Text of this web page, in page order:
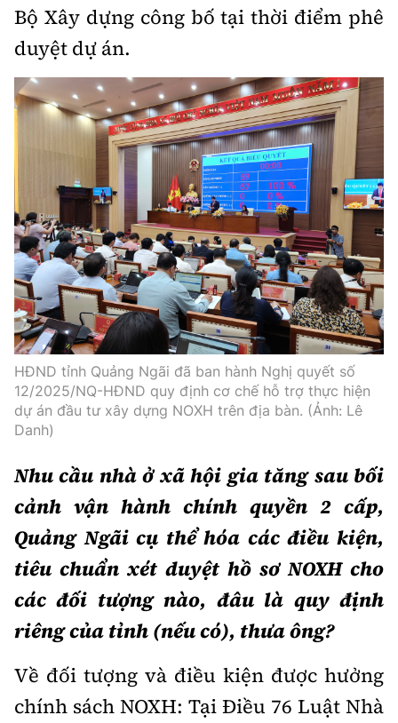
Bộ Xây dựng công bố tại thời điểm phê
duyệt dự án.
HĐND tỉnh Quảng Ngãi đã ban hành Nghị quyết số
12/2025/NQ-HĐND quy định cơ chế hỗ trợ thực hiện
dự án đầu tư xây dựng NOXH trên địa bàn. (Ảnh: Lê
Danh)
Nhu cầu nhà ở xã hội gia tăng sau bối
cảnh vận hành chính quyền 2 cấp,
Quảng Ngãi cụ thể hóa các điều kiện,
tiêu chuẩn xét duyệt hồ sơ NOXH cho
các đối tượng nào, đâu là quy định
riêng của tỉnh (nếu có), thưa ông?
Về đối tượng và điều kiện được hưởng
chính sách NOXH: Tại Điều 76 Luật Nhà